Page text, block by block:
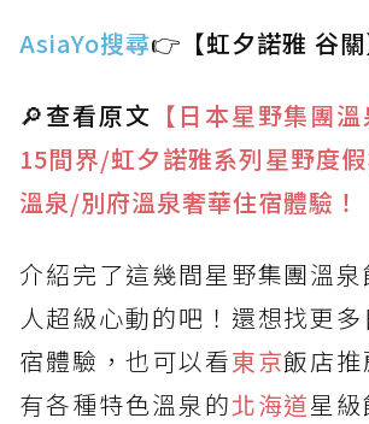
AsiaYo搜尋👉【虹夕諾雅 谷關
🔎查看原文 【日本星野集團
15間界/虹夕諾雅系列星野度
溫泉/別府溫泉奢華住宿體驗！
介紹完了這幾間星野集團溫
人超級心動的吧！還想找更
宿體驗，也可以看東京飯店
有各種特色溫泉的北海道星